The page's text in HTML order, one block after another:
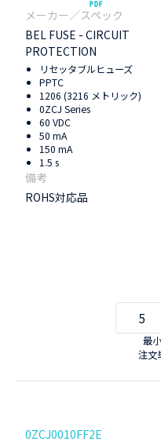
BEL FUSE - CIRCUIT
PROTECTION
リセッタブルヒューズ
PPTC
1206 (3216 メトリック)
0ZCJ Series
60 VDC
50 mA
150 mA
1.5 s
ROHS対応品
最
注文
0ZCJ0010FF2E